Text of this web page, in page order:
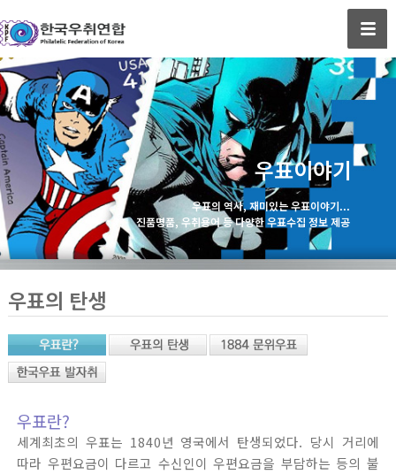
우표이야기
우표의 역사, 재미있는 우표이야기...
진품명품, 우취용어 등 다양한 우표수집 정보 제공
우표의 탄생
우표란?
세계최초의 우표는 1840년 영국에서 탄생되었다. 당시 거리에
따라 우편요금이 다르고 수신인이 우편요금을 부담하는 등의 불